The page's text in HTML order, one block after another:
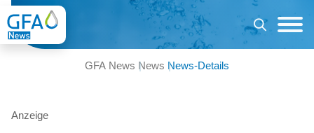
GFA News News News-Details
Anzeige